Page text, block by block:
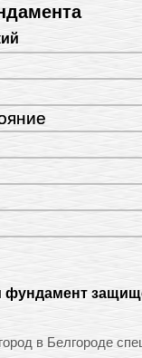
фундамент
в Белгороде